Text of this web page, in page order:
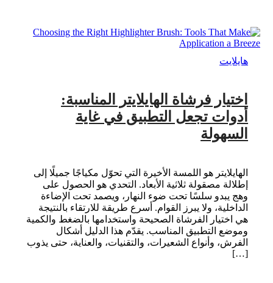
هايلايت
اختيار فرشاة الهايلايتر المناسبة:
أدوات تجعل التطبيق في غاية
السهولة
الهايلايتر هو اللمسة الأخيرة التي تحوّل مكياجًا جميلًا إلى
إطلالة مصقولة ثلاثية الأبعاد. التحدي هو الحصول على
وهج يبدو سلسًا تحت ضوء النهار، ويصمد تحت الإضاءة
الداخلية، ولا يبرز القوام. أسرع طريقة للارتقاء بالنتيجة
هي اختيار الفرشاة الصحيحة واستخدامها بالضغط والكمية
وموضع التطبيق المناسب. يقدّم هذا الدليل أشكال
الفرش، وأنواع الشعيرات، والتقنيات، والعناية، حتى يذوب
[…]